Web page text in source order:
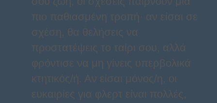
πιο παθιασμένη τροπή· αν είσαι σε
σχέση, θα θελήσεις να
προστατέψεις το ταίρι σου, αλλά
φρόντισε να μη γίνεις υπερβολικά
κτητικός/ή. Αν είσαι μόνος/η, οι
ευκαιρίες για φλερτ είναι πολλές,